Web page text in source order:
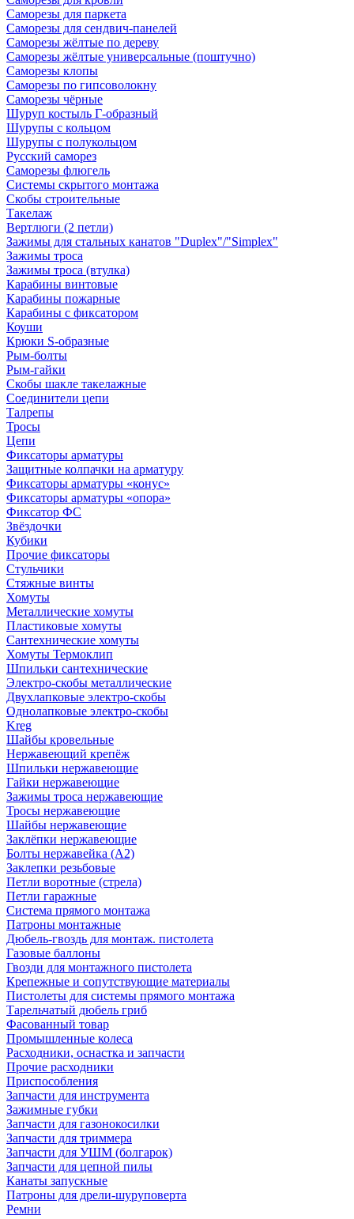
Саморезы для паркета
Саморезы для сендвич-панелей
Саморезы жёлтые по дереву
Саморезы жёлтые универсальные (поштучно)
Саморезы клопы
Саморезы по гипсоволокну
Саморезы чёрные
Шуруп костыль Г-образный
Шурупы с кольцом
Шурупы с полукольцом
Русский саморез
Саморезы флюгель
Системы скрытого монтажа
Скобы строительные
Такелаж
Вертлюги (2 петли)
Зажимы для стальных канатов "Duplex"/"Simplex"
Зажимы троса
Зажимы троса (втулка)
Карабины винтовые
Карабины пожарные
Карабины с фиксатором
Коуши
Крюки S-образные
Рым-болты
Рым-гайки
Скобы шакле такелажные
Соединители цепи
Талрепы
Тросы
Цепи
Фиксаторы арматуры
Защитные колпачки на арматуру
Фиксаторы арматуры «конус»
Фиксаторы арматуры «опора»
Фиксатор ФС
Звёздочки
Кубики
Прочие фиксаторы
Стульчики
Стяжные винты
Хомуты
Металлические хомуты
Пластиковые хомуты
Сантехнические хомуты
Хомуты Термоклип
Шпильки сантехнические
Электро-скобы металлические
Двухлапковые электро-скобы
Однолапковые электро-скобы
Kreg
Шайбы кровельные
Нержавеющий крепёж
Шпильки нержавеющие
Гайки нержавеющие
Зажимы троса нержавеющие
Тросы нержавеющие
Шайбы нержавеющие
Заклёпки нержавеющие
Болты нержавейка (А2)
Заклепки резьбовые
Петли воротные (стрела)
Петли гаражные
Система прямого монтажа
Патроны монтажные
Дюбель-гвоздь для монтаж. пистолета
Газовые баллоны
Гвозди для монтажного пистолета
Крепежные и сопутствующие материалы
Пистолеты для системы прямого монтажа
Тарельчатый дюбель гриб
Фасованный товар
Промышленные колеса
Расходники, оснастка и запчасти
Прочие расходники
Приспособления
Запчасти для инструмента
Зажимные губки
Запчасти для газонокосилки
Запчасти для триммера
Запчасти для УШМ (болгарок)
Запчасти для цепной пилы
Канаты запускные
Патроны для дрели-шуруповерта
Ремни